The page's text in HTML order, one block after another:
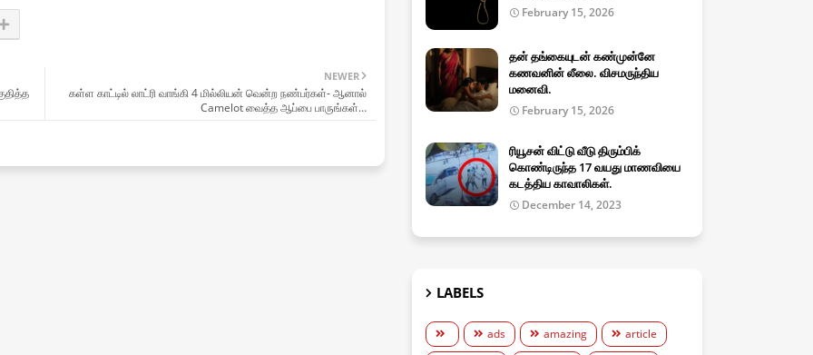
NEWER
கள்ள காட்டில் லாட்ரி வாங்கி 4 மில்லியன் வென்ற நண்பர்கள்- ஆனால்
Camelot வைத்த ஆப்பை பாருங்கள்…
February 15, 2026
தன் தங்கையுடன் கண்முன்னே
கணவனின் லீலை. விசமருந்திய
மனைவி.
February 15, 2026
ரியூசன் விட்டு வீடு திரும்பிக்
கொண்டிருந்த 17 வயது மாணவியை
கடத்திய காவாலிகள்.
December 14, 2023
LABELS
ads amazing
article